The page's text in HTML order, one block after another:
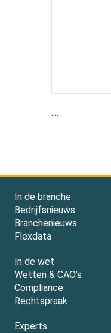
....
In de branche
Bedrijfsnieuws
Branchenieuws
Flexdata
In de wet
Wetten & CAO’s
Compliance
Rechtspraak
Experts